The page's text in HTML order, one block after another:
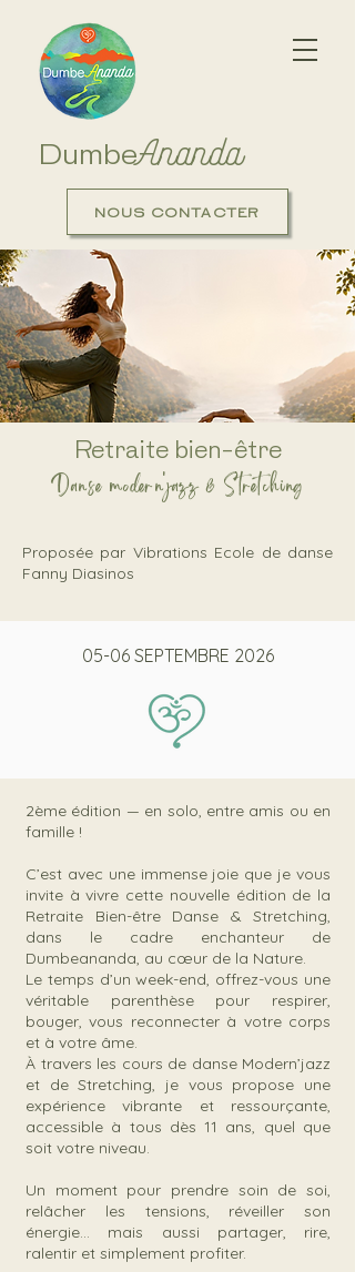
DumbeAnanda
NOUS CONTACTER
Retraite bien-être
Danse modern'jazz & Stretching
Proposée par Vibrations Ecole de danse
Fanny Diasinos
05-06 SEPTEMBRE 2026
2ème édition — en solo, entre amis ou en
famille !
C’est avec une immense joie que je vous
invite à vivre cette nouvelle édition de la
Retraite Bien-être Danse & Stretching,
dans le cadre enchanteur de
Dumbeananda, au cœur de la Nature.
Le temps d’un week-end, offrez-vous une
véritable parenthèse pour respirer,
bouger, vous reconnecter à votre corps
et à votre âme.
À travers les cours de danse Modern’jazz
et de Stretching, je vous propose une
expérience vibrante et ressourçante,
accessible à tous dès 11 ans, quel que
soit votre niveau.
Un moment pour prendre soin de soi,
relâcher les tensions, réveiller son
énergie… mais aussi partager, rire,
ralentir et simplement profiter.